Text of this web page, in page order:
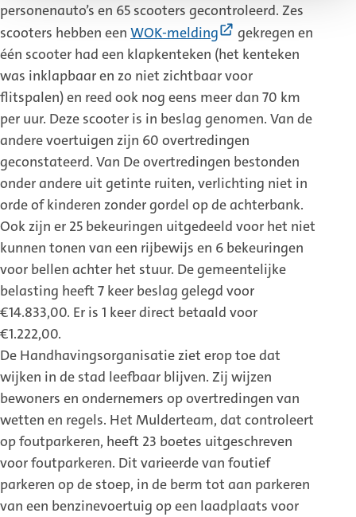
personenauto’s en 65 scooters gecontroleerd. Zes
scooters hebben een WOK-melding
(Externe
link)
gekregen en
één scooter had een klapkenteken (het kenteken
was inklapbaar en zo niet zichtbaar voor
flitspalen) en reed ook nog eens meer dan 70 km
per uur. Deze scooter is in beslag genomen. Van de
andere voertuigen zijn 60 overtredingen
geconstateerd. Van De overtredingen bestonden
onder andere uit getinte ruiten, verlichting niet in
orde of kinderen zonder gordel op de achterbank.
Ook zijn er 25 bekeuringen uitgedeeld voor het niet
kunnen tonen van een rijbewijs en 6 bekeuringen
voor bellen achter het stuur. De gemeentelijke
belasting heeft 7 keer beslag gelegd voor
€14.833,00. Er is 1 keer direct betaald voor
€1.222,00.
De Handhavingsorganisatie ziet erop toe dat
wijken in de stad leefbaar blijven. Zij wijzen
bewoners en ondernemers op overtredingen van
wetten en regels. Het Mulderteam, dat controleert
op foutparkeren, heeft 23 boetes uitgeschreven
voor foutparkeren. Dit varieerde van foutief
parkeren op de stoep, in de berm tot aan parkeren
van een benzinevoertuig op een laadplaats voor